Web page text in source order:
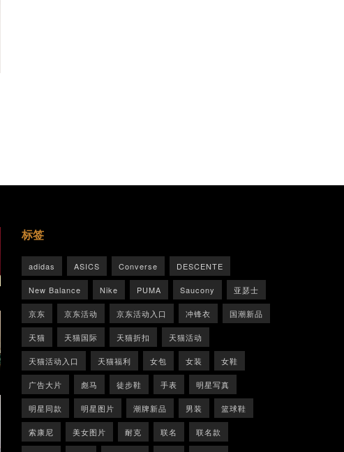
标签
adidas ASICS Converse DESCENTE
New Balance Nike PUMA Saucony 亚瑟士
京东 京东活动 京东活动入口 冲锋衣 国潮新品
天猫 天猫国际 天猫折扣 天猫活动
天猫活动入口 天猫福利 女包 女装 女鞋
广告大片 彪马 徒步鞋 手表 明星写真
明星同款 明星图片 潮牌新品 男装 篮球鞋
索康尼 美女图片 耐克 联名 联名款